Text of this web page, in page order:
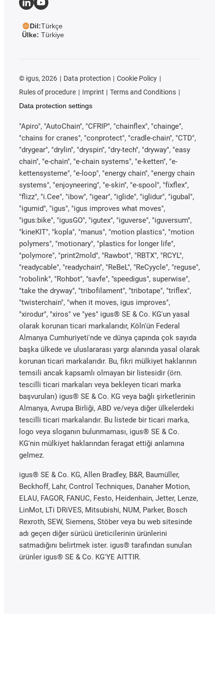
Dil:Türkçe
Ülke: Türkiye
© igus, 2026 Data protection
Cookie Policy
Rules of procedure
Imprint
Terms and Conditions
Data protection settings
"Apiro", "AutoChain", "CFRIP", "chainflex", "chainge",
"chains for cranes", "conprotect", "cradle-chain", "CTD",
"drygear", "drylin", "dryspin", "dry-tech", "dryway", "easy
chain", "e-chain", "e-chain systems", "e-ketten", "e-
kettensysteme", "e-loop", "energy chain", "energy chain
systems", "enjoyneering", "e-skin", "e-spool", "fixflex",
"flizz", "i.Cee", "ibow", "igear", "iglide", "iglidur", "igubal",
"igumid", "igus", "igus improves what moves",
"igus:bike", "igusGO", "igutex", "iguverse", "iguversum",
"kineKIT", "kopla", "manus", "motion plastics", "motion
polymers", "motionary", "plastics for longer life",
"polymore", "print2mold", "Rawbot", "RBTX", "RCYL",
"readycable", "readychain", "ReBeL", "ReCyycle", "reguse",
"robolink", "Rohbot", "savfe", "speedigus", superwise",
"take the dryway", "tribofilament", "tribotape", "triflex",
"twisterchain", "when it moves, igus improves",
"xirodur", "xiros" ve "yes" igus® SE & Co. KG'un yasal
olarak korunan ticari markalarıdır, Köln'ün Federal
Almanya Cumhuriyeti'nde ve dünya çapında çok sayıda
başka ülkede ve uluslararası yargı alanında yasal olarak
korunan ticari markalarıdır. Bu, fikri mülkiyet haklarının
temsili ancak kapsamlı olmayan bir listesidir (örn.
tescilli ticari markaları veya bekleyen ticari marka
başvuruları) igus® SE & Co. KG veya bağlı şirketlerinin
Almanya, Avrupa Birliği, ABD ve/veya diğer ülkelerdeki
tescilli ticari markalarıdır. Bu listede bir ticari marka,
logo veya sloganın bulunmaması, igus® SE & Co.
KG'nin mülkiyet haklarından feragat ettiği anlamına
gelmez.
igus® SE & Co. KG, Allen Bradley, B&R, Baumüller,
Beckhoff, Lahr, Control Techniques, Danaher Motion,
ELAU, FAGOR, FANUC, Festo, Heidenhain, Jetter, Lenze,
LinMot, LTi DRiVES, Mitsubishi, NUM, Parker, Bosch
Rexroth, SEW, Siemens, Stöber veya bu web sitesinde
adı geçen diğer sürücü üreticilerinin ürünlerini
satmadığını belirtmek ister. igus® tarafından sunulan
ürünler igus® SE & Co. KG'YE AITTIR.